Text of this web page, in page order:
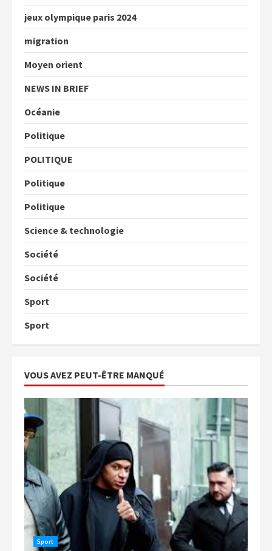
jeux olympique paris 2024
migration
Moyen orient
NEWS IN BRIEF
Océanie
Politique
POLITIQUE
Politique
Politique
Science & technologie
Société
Société
Sport
Sport
VOUS AVEZ PEUT-ÊTRE MANQUÉ
Sport